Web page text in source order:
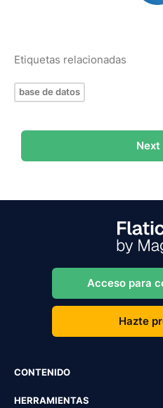
Etiquetas relacionadas
base de datos
Next
Acceso para
Hazte
CONTENIDO
HERRAMIENTAS